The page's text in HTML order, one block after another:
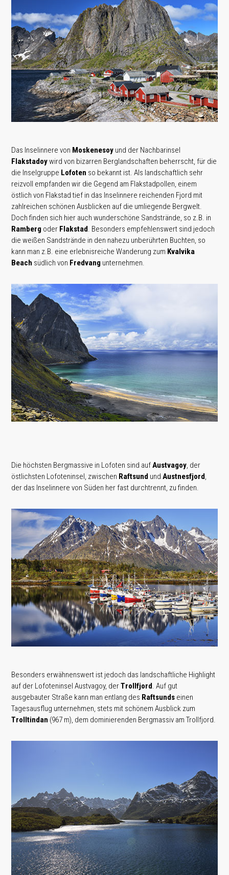
Das Inselinnere von Moskenesoy und der Nachbarinsel
Flakstadoywird von bizarren Berglandschaften beherrscht, für die
die Inselgruppe Lofoten so bekannt ist. Als landschaftlich sehr
reizvoll empfanden wir die Gegend am Flakstadpollen, einem
östlich von Flakstad tief in das Inselinnere reichenden Fjord mit
zahlreichen schönen Ausblicken auf die umliegende Bergwelt.
Doch finden sich hier auch wunderschöne Sandstrände, so z.B. in
Ramberg oder Flakstad. Besonders empfehlenswert sind jedoch
die weißen Sandstrände in den nahezu unberührten Buchten, so
kann man z.B. eine erlebnisreiche Wanderung zum Kvalvika
Beach südlich von Fredvang unternehmen.
Die höchsten Bergmassive in Lofoten sind aufAustvagoy, der
östlichsten Lofoteninsel, zwischen Raftsund undAustnesfjord,
der das Inselinnere von Süden her fast durchtrennt, zu finden.
Besonders erwähnenswert ist jedoch das landschaftliche Highlight
auf der Lofoteninsel Austvagoy, derTrollfjord. Auf gut
ausgebauter Straße kann man entlang des Raftsunds einen
Tagesausflug unternehmen, stets mit schönem Ausblick zum
Trolltindan (967 m), dem dominierenden Bergmassiv am Trollfjord.